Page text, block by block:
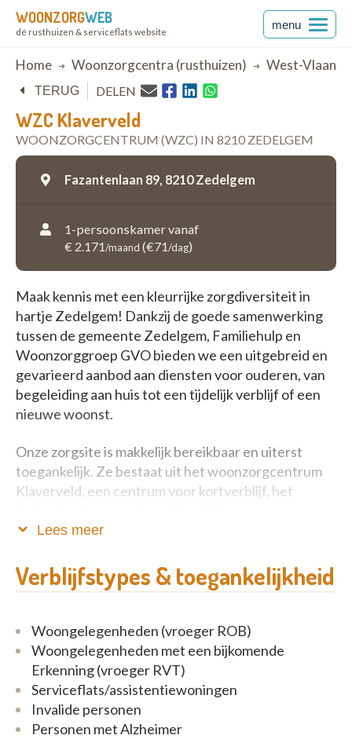
WOONZORGWEB
dé rusthuizen & serviceflats website
menu
Breadcrumb
Home Woonzorgcentra (rusthuizen) West-
WZC Klaverveld
WOONZORGCENTRUM (WZC) IN 8210 ZEDELGEM
TERUG DELEN
Fazantenlaan 89, 8210 Zedelgem
1-persoonskamer vanaf
€ 2.171/maand (€71/dag)
Maak kennis met een kleurrijke zorgdiversiteit in
hartje Zedelgem! Dankzij de goede samenwerking
tussen de gemeente Zedelgem, Familiehulp en
Woonzorggroep GVO bieden we een uitgebreid en
gevarieerd aanbod aan diensten voor ouderen, van
begeleiding aan huis tot een tijdelijk verblijf of een
nieuwe woonst.
Onze zorgsite is makkelijk bereikbaar en uiterst
toegankelijk. Ze bestaat uit het woonzorgcentrum
Klaverveld, een centrum voor kortverblijf, het
assistentiewoningen Residentie Klaverhof en het
Heb je vragen of wil je graag meer info, aarzel dan
altijd voor je open!
Lees meer
Verblijfstypes & toegankelijkheid
Woongelegenheden (vroeger ROB)
Woongelegenheden met een bijkomende
Erkenning (vroeger RVT)
Serviceflats/assistentiewoningen
Invalide personen
Personen met Alzheimer